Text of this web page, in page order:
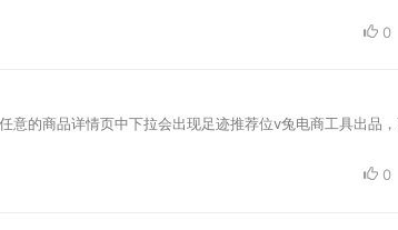
0
的商品详情页中下拉会出现足迹推荐位v兔电商工具出品
0